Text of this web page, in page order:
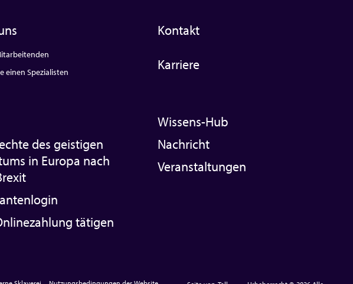
einen Spezialisten
Kontakt
Karriere
des geistigen
in Europa nach
tätigen
Wissens-Hub
Nachricht
Veranstaltungen